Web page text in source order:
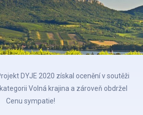
DYJE 2020 získal ocenění v soutěži
Volná krajina a zároveň obdržel
Cenu sympatie!